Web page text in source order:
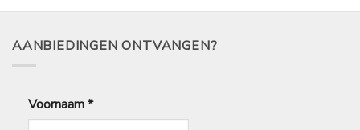
€ 42,99
AANBIEDINGEN ONTVANGEN?
Voornaam*